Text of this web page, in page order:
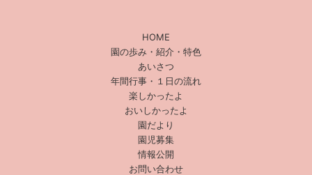
HOME
園の歩み・紹介・特色
あいさつ
年間行事・１日の流れ
楽しかったよ
おいしかったよ
園だより
園児募集
情報公開
お問い合わせ